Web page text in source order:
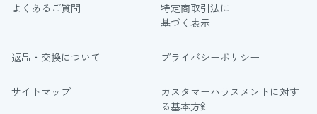
よくあるご質問
特定商取引法に
基づく表示
返品・交換について プライバシーポリシー
サイトマップ
カスタマーハラスメントに対す
る基本方針